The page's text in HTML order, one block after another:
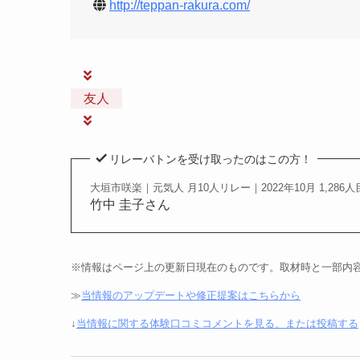
http://teppan-rakura.com/
友人
リレーバトンを受け取ったのはこの方！
大垣市咲楽｜元気人 月10人リレー｜2022年10月 1,286人
竹中 圭子さん
※情報はページ上の更新日現在のものです。取材時と一部内
≫当情報のアップデートや修正提案はこちらから
↓ 当情報に関する体験口コミコメントを見る、または投稿する